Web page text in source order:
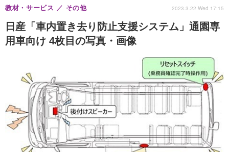
日産「車内置き去り防止支援システム」通園専
用車向け 4枚目の写真・画像
教材・サービス その他 2023.3.22 Wed 17:15